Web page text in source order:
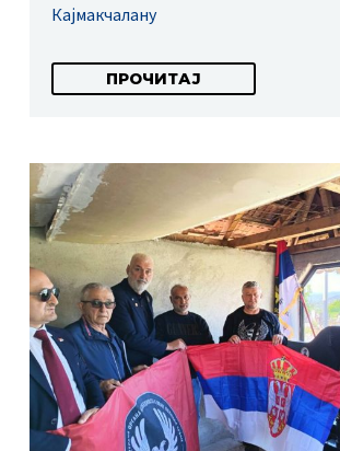
Кајмакчалану
ПРОЧИТАЈ